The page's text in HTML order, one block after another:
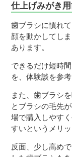
仕上げみがき
歯ブラシに慣れ
顔を動かしてし
あります。
できるだけ短時
を、体験談を参
また、歯ブラシ
とブラシの毛先
場で購入しやす
すいというメリ
反面、少し高め